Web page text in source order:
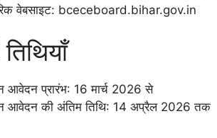
वेबसाइट: bceceboard.bihar.gov.in
आवेदन प्रारंभ: 16 मार्च 2026 से
आवेदन की अंतिम तिथि: 14 अप्रैल 2026 तक